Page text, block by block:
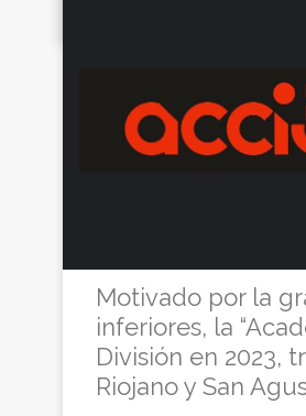
Actualidad/
Motivado por la
inferiores, la
División en 2023,
Riojano y San